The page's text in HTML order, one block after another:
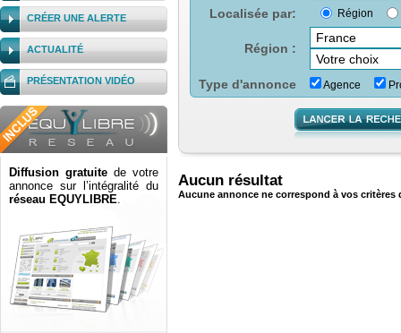
CRÉER UNE ALERTE
ACTUALITÉ
PRÉSENTATION VIDÉO
Diffusion gratuite de votre
annonce sur l’intégralité du
réseau EQUYLIBRE.
Localisée par:
Région
Région :
Type d'annonce Agence
Aucun résultat
Aucune annonce ne correspond à vos critères